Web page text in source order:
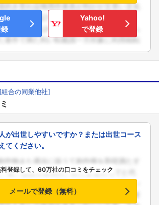
Yahoo!
で登録
合の同業他社]
が出世しやすいですか？または出世コース
てください。
料登録して、60万社の口コミをチェック
メールで登録（無料）